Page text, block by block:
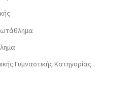
Γυμναστικής Κατηγορίας